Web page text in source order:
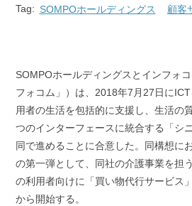
Tag: SOMPOホールディングス 顧客
SOMPOホールディングスとインフォ
フォコム」）は、2018年7月27日に
用者の生活を包括的に支援し、生活の
つのインターフェースに統合する「シ
同で進めることに合意した。同構想に
の第一弾として、同社の介護事業を担
の利用者向けに「買い物代行サービス
から開始する。